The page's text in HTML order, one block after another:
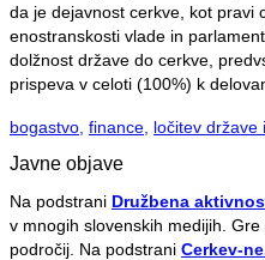
da je dejavnost cerkve, kot pravi
enostranskosti vlade in
dolžnost države do cerkve,
prispeva v celoti (100%) k
bogastvo finance ločitev države
Javne objave
Na podstrani Družbena
v mnogih slovenskih medijih.
področij. Na podstrani Cerkev-